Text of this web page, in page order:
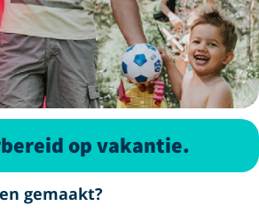
op vakantie.
gemaakt?